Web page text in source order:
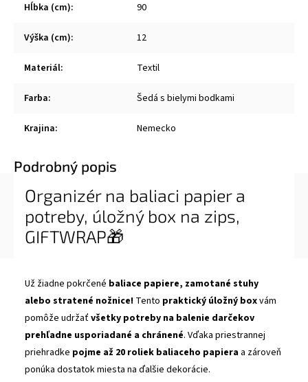
Hĺbka (cm): 90
Výška (cm): 12
Materiál: Textil
Farba: Šedá s bielymi bodkami
Krajina: Nemecko
Podrobný popis
Organizér na baliaci papier a
potreby, úložný box na zips,
GIFTWRAP🎁
Už žiadne pokrčené baliace papiere, zamotané stuhy
alebo stratené nožnice! Tento praktický úložný boxvám
pomôže udržaťvšetky potreby na balenie darčekov
prehľadne usporiadané a chránené. Vďaka priestrannej
priehradke pojme až 20 roliek baliaceho papiera a zároveň
ponúka dostatok miesta na ďalšie dekorácie.